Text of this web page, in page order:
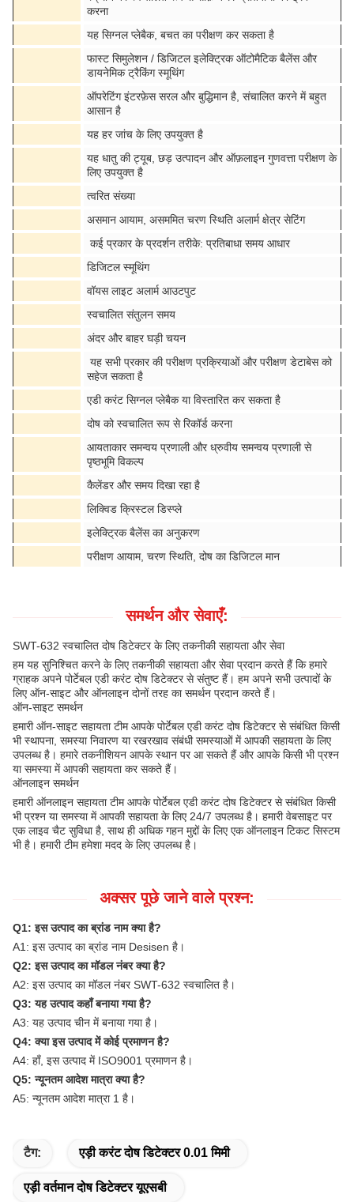
करना
यह सिग्नल प्लेबैक, बचत का परीक्षण कर सकता है
फास्ट सिमुलेशन / डिजिटल इलेक्ट्रिक ऑटोमैटिक बैलेंस और
डायनेमिक ट्रैकिंग स्मूथिंग
ऑपरेटिंग इंटरफ़ेस सरल और बुद्धिमान है, संचालित करने में बहुत
आसान है
यह हर जांच के लिए उपयुक्त है
यह धातु की ट्यूब, छड़ उत्पादन और ऑफ़लाइन गुणवत्ता परीक्षण के
लिए उपयुक्त है
त्वरित संख्या
असमान आयाम, असममित चरण स्थिति अलार्म क्षेत्र सेटिंग
कई प्रकार के प्रदर्शन तरीके: प्रतिबाधा समय आधार
डिजिटल स्मूथिंग
वॉयस लाइट अलार्म आउटपुट
स्वचालित संतुलन समय
अंदर और बाहर घड़ी चयन
यह सभी प्रकार की परीक्षण प्रक्रियाओं और परीक्षण डेटाबेस को
सहेज सकता है
एडी करंट सिग्नल प्लेबैक या विस्तारित कर सकता है
दोष को स्वचालित रूप से रिकॉर्ड करना
आयताकार समन्वय प्रणाली और ध्रुवीय समन्वय प्रणाली से
पृष्ठभूमि विकल्प
कैलेंडर और समय दिखा रहा है
लिक्विड क्रिस्टल डिस्प्ले
इलेक्ट्रिक बैलेंस का अनुकरण
परीक्षण आयाम, चरण स्थिति, दोष का डिजिटल मान
समर्थन और सेवाएँ:
SWT-632 स्वचालित दोष डिटेक्टर के लिए तकनीकी सहायता और सेवा
हम यह सुनिश्चित करने के लिए तकनीकी सहायता और सेवा प्रदान करते हैं कि हमारे
ग्राहक अपने पोर्टेबल एडी करंट दोष डिटेक्टर से संतुष्ट हैं। हम अपने सभी उत्पादों के
लिए ऑन-साइट और ऑनलाइन दोनों तरह का समर्थन प्रदान करते हैं।
ऑन-साइट समर्थन
हमारी ऑन-साइट सहायता टीम आपके पोर्टेबल एडी करंट दोष डिटेक्टर से संबंधित किसी
भी स्थापना, समस्या निवारण या रखरखाव संबंधी समस्याओं में आपकी सहायता के लिए
उपलब्ध है। हमारे तकनीशियन आपके स्थान पर आ सकते हैं और आपके किसी भी प्रश्न
या समस्या में आपकी सहायता कर सकते हैं।
ऑनलाइन समर्थन
हमारी ऑनलाइन सहायता टीम आपके पोर्टेबल एडी करंट दोष डिटेक्टर से संबंधित किसी
भी प्रश्न या समस्या में आपकी सहायता के लिए 24/7 उपलब्ध है। हमारी वेबसाइट पर
एक लाइव चैट सुविधा है, साथ ही अधिक गहन मुद्दों के लिए एक ऑनलाइन टिकट सिस्टम
भी है। हमारी टीम हमेशा मदद के लिए उपलब्ध है।
अक्सर पूछे जाने वाले प्रश्न:
Q1: इस उत्पाद का ब्रांड नाम क्या है?
A1: इस उत्पाद का ब्रांड नाम Desisen है।
Q2: इस उत्पाद का मॉडल नंबर क्या है?
A2: इस उत्पाद का मॉडल नंबर SWT-632 स्वचालित है।
Q3: यह उत्पाद कहाँ बनाया गया है?
A3: यह उत्पाद चीन में बनाया गया है।
Q4: क्या इस उत्पाद में कोई प्रमाणन है?
A4: हाँ, इस उत्पाद में ISO9001 प्रमाणन है।
Q5: न्यूनतम आदेश मात्रा क्या है?
A5: न्यूनतम आदेश मात्रा 1 है।
टैग: एड़ी करंट दोष डिटेक्टर 0.01 मिमी
एड़ी वर्तमान दोष डिटेक्टर यूएसबी